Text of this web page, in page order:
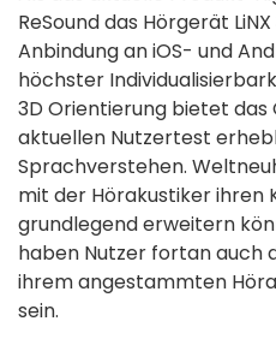
ReSound das Hörgerät
Anbindung an iOS- und
höchster
3D Orientierung bietet
aktuellen Nutzertest
Sprachverstehen.
mit der Hörakustiker ihren
grundlegend erweitern
haben Nutzer fortan auch
ihrem angestammten
sein.